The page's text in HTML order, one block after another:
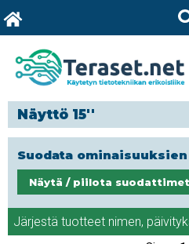
Näyttö 15''
Suodata
Näytä / piilota suodattimet
Järjestä tuotteet nimen,